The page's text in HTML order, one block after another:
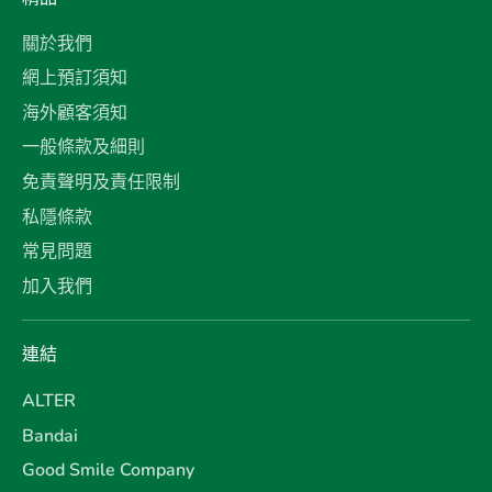
關於我們
網上預訂須知
海外顧客須知
一般條款及細則
免責聲明及責任限制
私隱條款
常見問題
加入我們
連結
ALTER
Bandai
Good Smile Company